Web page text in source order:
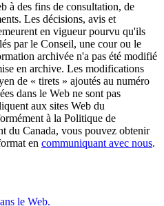
à des fins de consultation, de
Les décisions, avis et
en vigueur pourvu qu'ils
par le Conseil, une cour ou le
archivée n'a pas été modifié
en archive. Les modifications
de « tirets » ajoutés au numéro
dans le Web ne sont pas
aux sites Web du
à la Politique de
du Canada, vous pouvez obtenir
en communiquant avec nous.
le Web.